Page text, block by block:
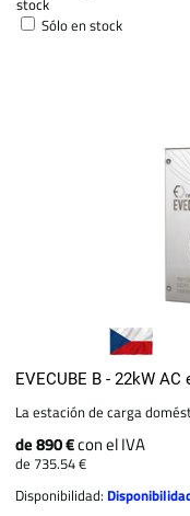
stock
Sólo en stock
EVECUBE B - 22kW
La estación de carga
de 890 €con el IVA
de 735.54 €
Disponibilidad: